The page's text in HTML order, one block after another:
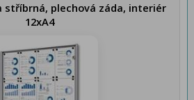
stříbrná, plechová záda, interiér
12xA4